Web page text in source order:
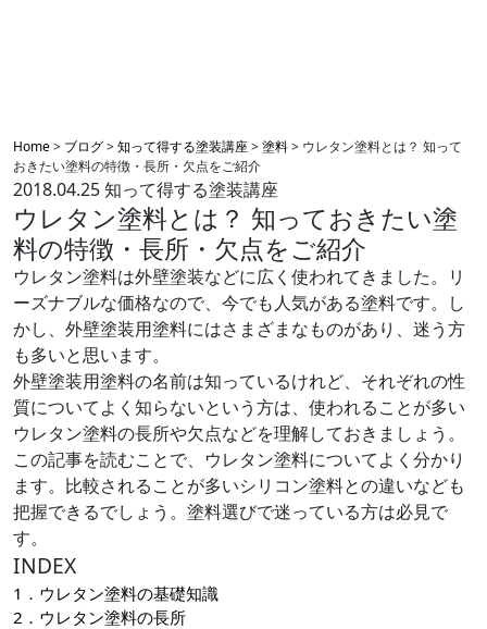
Home> ブログ>知って得する塗装講座>塗料> ウレタン塗料とは？ 知って
おきたい塗料の特徴・長所・欠点をご紹介
2018.04.25知って得する塗装講座
ウレタン塗料とは？ 知っておきたい塗
料の特徴・長所・欠点をご紹介
ウレタン塗料は外壁塗装などに広く使われてきました。リ
ーズナブルな価格なので、今でも人気がある塗料です。し
かし、外壁塗装用塗料にはさまざまなものがあり、迷う方
も多いと思います。
外壁塗装用塗料の名前は知っているけれど、それぞれの性
質についてよく知らないという方は、使われることが多い
ウレタン塗料の長所や欠点などを理解しておきましょう。
この記事を読むことで、ウレタン塗料についてよく分かり
ます。比較されることが多いシリコン塗料との違いなども
把握できるでしょう。塗料選びで迷っている方は必見で
す。
INDEX
1．ウレタン塗料の基礎知識
2．ウレタン塗料の長所